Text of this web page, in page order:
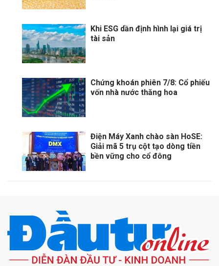
Khi ESG dần định hình lại giá trị
tài sản
Chứng khoán phiên 7/8: Cổ phiếu
vốn nhà nước thăng hoa
Điện Máy Xanh chào sàn HoSE:
Giải mã 5 trụ cột tạo dòng tiền
bền vững cho cổ đông